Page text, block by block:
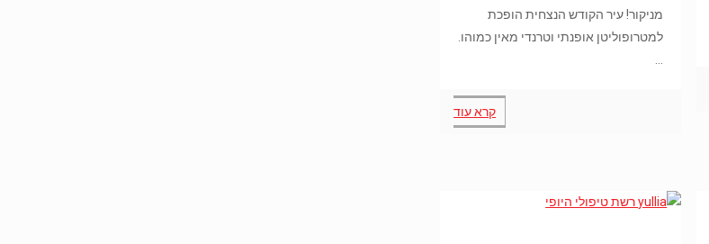
מניקור! עיר הקודש הנצחית הופכת
למטרופוליטן אופנתי וטרנדי מאין כמוהו.
קרא עוד